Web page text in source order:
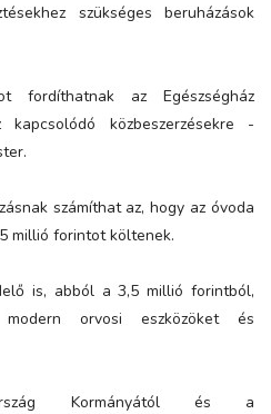
szükséges beruházások
fordíthatnak az Egészségház
közbeszerzésekre -
számíthat az, hogy az óvoda
millió forintot költenek.
is, abból a 3,5 millió forintból,
orvosi eszközöket és
Kormányától és a